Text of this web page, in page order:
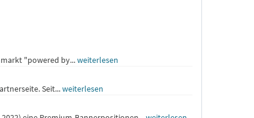
"powered by...weiterlesen
Seit...weiterlesen